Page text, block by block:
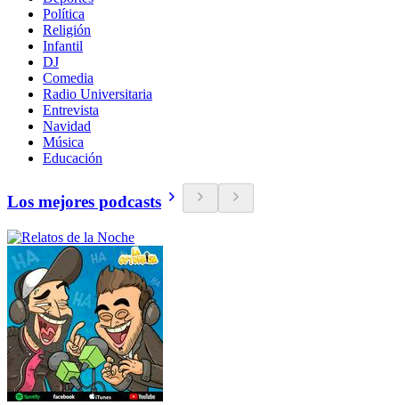
Política
Religión
Infantil
DJ
Comedia
Radio Universitaria
Entrevista
Navidad
Música
Educación
Los mejores podcasts